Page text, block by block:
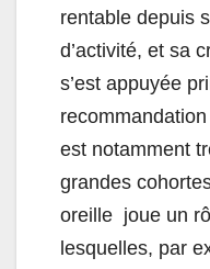
rentable depuis
d’activité, et sa
s’est appuyée
est notamment
grandes
oreille joue un
lesquelles, par